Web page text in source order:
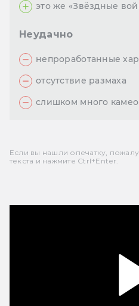
это же «Звёздные
Неудачно
непроработанные
отсутствие размаха
слишком много камео
Если вы нашли опечатку,
текста и нажмите Ctrl+Enter.